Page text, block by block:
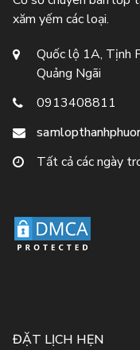
xăm yếm các loại.
Quốc lộ 1A, Tịnh
Quảng Ngãi
0913408811
Tất cả các ngày
ĐẶT LỊCH HẸN